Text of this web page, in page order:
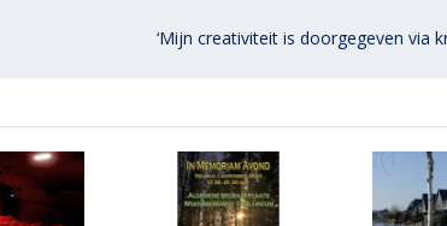
‘Mijn creativiteit is doorgegeven via